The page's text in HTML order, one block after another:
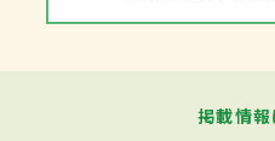
掲載情